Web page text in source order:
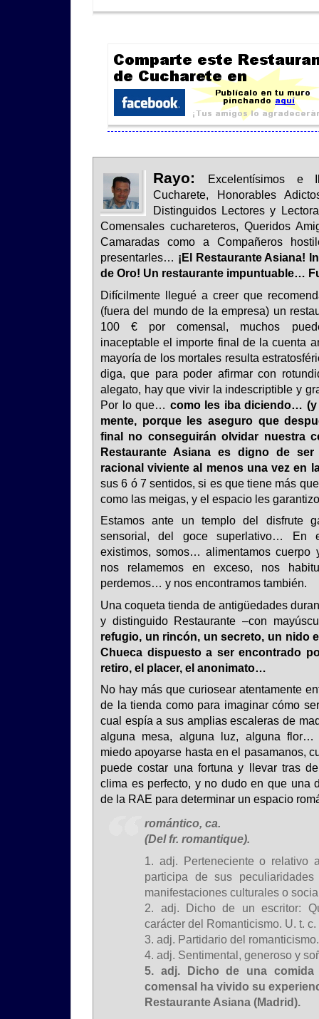
Rayo:
Excelentísimos e
Cucharete, Honorables
Distinguidos Lectores y
Comensales cuchareteros, Queridos
Camaradas como a Compañeros
presentarles… ¡El Restaurante Asiana!
de Oro! Un restaurante impuntuable…
Difícilmente llegué a creer que
(fuera del mundo de la empresa) un
100 € por comensal, muchos
inaceptable el importe final de la cuenta
mayoría de los mortales resulta
diga, que para poder afirmar con
alegato, hay que vivir la indescriptible y
Por lo que… como les iba diciendo…
mente, porque les aseguro que
final no conseguirán olvidar nuestra
Restaurante Asiana es digno de
racional viviente al menos una vez en
sus 6 ó 7 sentidos, si es que tiene más
como las meigas, y el espacio les
Estamos ante un templo del disfrute
sensorial, del goce superlativo… En
existimos, somos… alimentamos cuerpo
nos relamemos en exceso, nos
perdemos… y nos encontramos también.
Una coqueta tienda de antigüedades
y distinguido Restaurante –con
refugio, un rincón, un secreto, un nido
Chueca dispuesto a ser encontrado
retiro, el placer, el anonimato…
No hay más que curiosear atentamente
de la tienda como para imaginar cómo
cual espía a sus amplias escaleras de
alguna mesa, alguna luz, alguna
miedo apoyarse hasta en el pasamanos,
puede costar una fortuna y llevar tras
clima es perfecto, y no dudo en que una
de la RAE para determinar un espacio
romántico, ca.
(Del fr. romantique).
1. adj. Perteneciente o relativo
participa de sus
manifestaciones culturales o
2. adj. Dicho de un escritor:
carácter del Romanticismo. U. t. c.
3. adj. Partidario del
4. adj. Sentimental, generoso y
5. adj. Dicho de una
comensal ha vivido su
Restaurante Asiana (Madrid).